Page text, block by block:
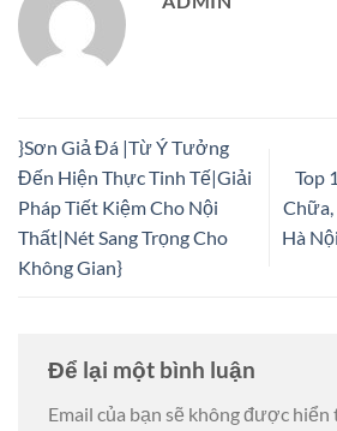
}Sơn Giả Đá |Từ Ý Tưởng
Đến Hiện Thực Tinh Tế|Giải
Pháp Tiết Kiệm Cho Nội
Thất|Nét Sang Trọng Cho
Không Gian}
Top
Hà
Để lại một bình luận
Email của bạn sẽ không được hiển